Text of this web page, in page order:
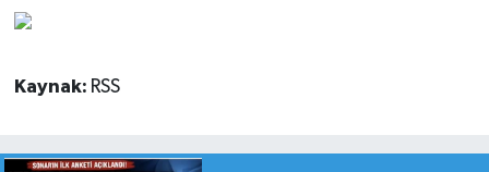
Kaynak: RSS